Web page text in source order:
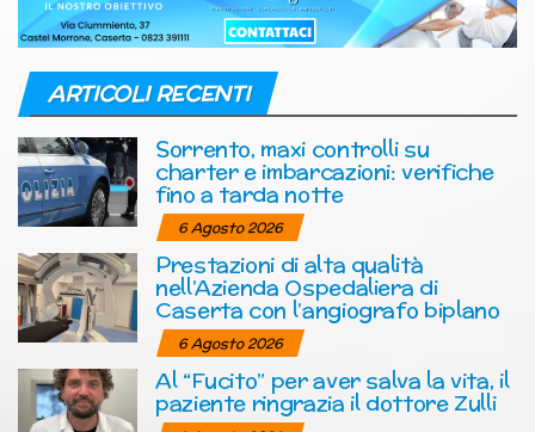
ARTICOLI RECENTI
Sorrento, maxi controlli su
charter e imbarcazioni: verifiche
fino a tarda notte
6 Agosto 2026
Prestazioni di alta qualità
nell’Azienda Ospedaliera di
Caserta con l’angiografo biplano
6 Agosto 2026
Al “Fucito” per aver salva la vita, il
paziente ringrazia il dottore Zulli